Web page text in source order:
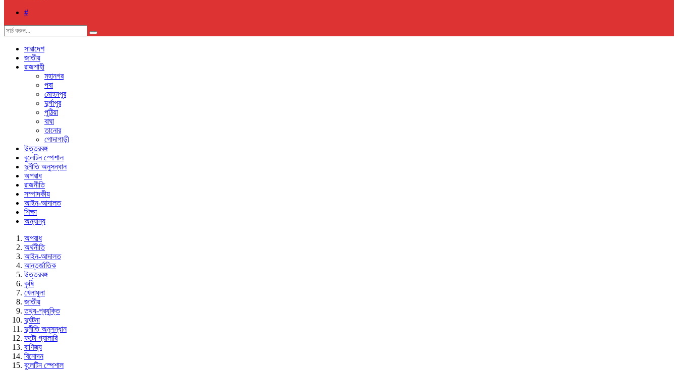
#
সারাদেশ
জাতীয়
রাজশাহী
মহানগর
পবা
মোহনপুর
দুর্গাপুর
পুঠিয়া
বাঘা
তানোর
গোদাগাড়ী
উত্তরবঙ্গ
বুলেটিন স্পেশাল
দুর্নীতি অনুসন্ধান
অপরাধ
রাজনীতি
সম্পাদকীয়
আইন-আদালত
শিক্ষা
অন্যান্য
অপরাধ
অর্থনীতি
আইন-আদালত
আন্তর্জাতিক
উত্তরবঙ্গ
কৃষি
খেলাধুলা
জাতীয়
তথ্য-প্রযুক্তি
দুর্ঘটনা
দুর্নীতি অনুসন্ধান
ফটো গ্যালারি
বাণিজ্য
বিনোদন
বুলেটিন স্পেশাল